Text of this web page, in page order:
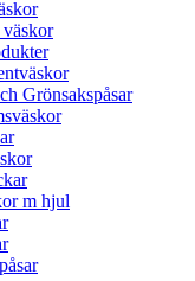
Grönsakspåsar
m hjul